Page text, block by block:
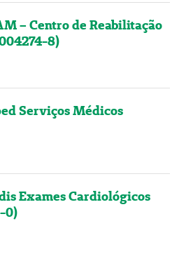
– Centro de Reabilitação
8)
Serviços Médicos
Exames Cardiológicos
0)